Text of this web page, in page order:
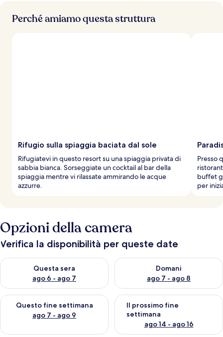
Perché amiamo questa struttura
Rifugio sulla spiaggia baciata dal sole
Rifugiatevi in questo resort su una spiaggia privata di
sabbia bianca. Sorseggiate un cocktail al bar della
spiaggia mentre vi rilassate ammirando le acque
azzurre.
Presso
buffet
per
Opzioni della camera
Verifica la disponibilità per queste date
Questa sera
ago 6 - ago 7
Verifica la disponibilità per questa sera, ago 6 - ago 7
Domani
ago 7 - ago 8
Verifica la disponibilità per
Questo fine settimana
ago 7 - ago 9
Verifica la disponibilità per questo fine settimana, ago 7 - ago
Il prossimo fine
settimana
ago 14 - ago 16
Verifica la disponibilità per il